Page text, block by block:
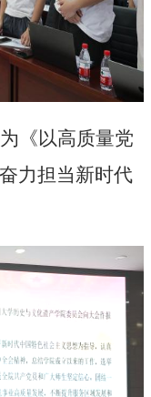
《以高质量党
力担当新时代